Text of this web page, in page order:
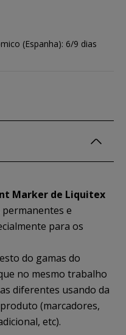
(Espanha): 6/9 dias
Marker de Liquitex
e
para os
do gamas do
no mesmo trabalho
diferentes usando da
(marcadores,
etc).